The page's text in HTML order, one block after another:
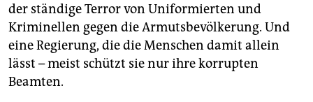
der ständige Terror von Uniformierten und
Kriminellen gegen die Armutsbevölkerung. Und
eine Regierung, die die Menschen damit allein
lässt – meist schützt sie nur ihre korrupten
Beamten.